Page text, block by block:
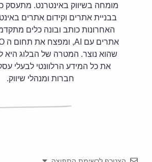
בבניית אתרים וקידום אתרים
האחרונות כותב ובונה כלים
שהוא נוצר. המטרה של הבלוג היא
את כל המידע הרלוונטי לבעלי
חברות ומנהלי שיווק.